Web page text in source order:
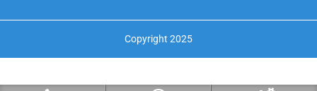
Copyright 2025